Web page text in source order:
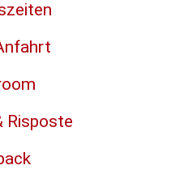
Risposte